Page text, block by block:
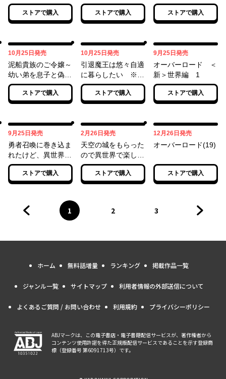
ストアで購入
ガーデン～七陰列伝
～（１）
ストアで購入 ストアで購入
10月25日 10月25日
発売
泥船貴族のご令嬢～
幼い弟を息子と偽装
し、隣国でしぶとく
生き残る！～（1）
ストアで購入
10月25日 10月25日
発売
引退魔王は悠々自適
に暮らしたい ※女
勇者「許さない…絶
対にだ！」（１）
ストアで購入
9月25日 09月25日
発売
オーバーロード ＜
新＞世界編 1
ストアで購入
9月25日 09月25日
発売
勇者召喚に巻き込ま
れたけど、異世界は
平和でした （９）
ストアで購入
2月26日 02月26日
発売
天空の城をもらった
ので異世界で楽しく
遊びたい （9）
ストアで購入
12月26日 12月26日
発売
オーバーロード(19)
ストアで購入
前のページへページ
1
へ
2
3
ホーム 無料話増量 ランキング 掲載作品一覧
ジャンル一覧 サイトマップ 利用者情報の外部送信について
よくあるご質問 / お問い合わせ 利用規約 プライバシーポリシー
ABJマークは、この電子書店・電子書籍配信サービスが、著作権者から
コンテンツ使用許諾を得た正規版配信サービスであることを示す登録商
標（登録番号 第6091713号）です。